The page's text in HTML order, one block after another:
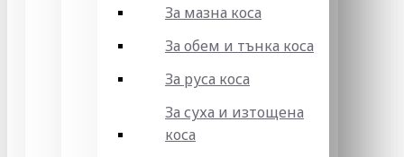
За мазна коса
За обем и тънка коса
За руса коса
За суха и изтощена
коса